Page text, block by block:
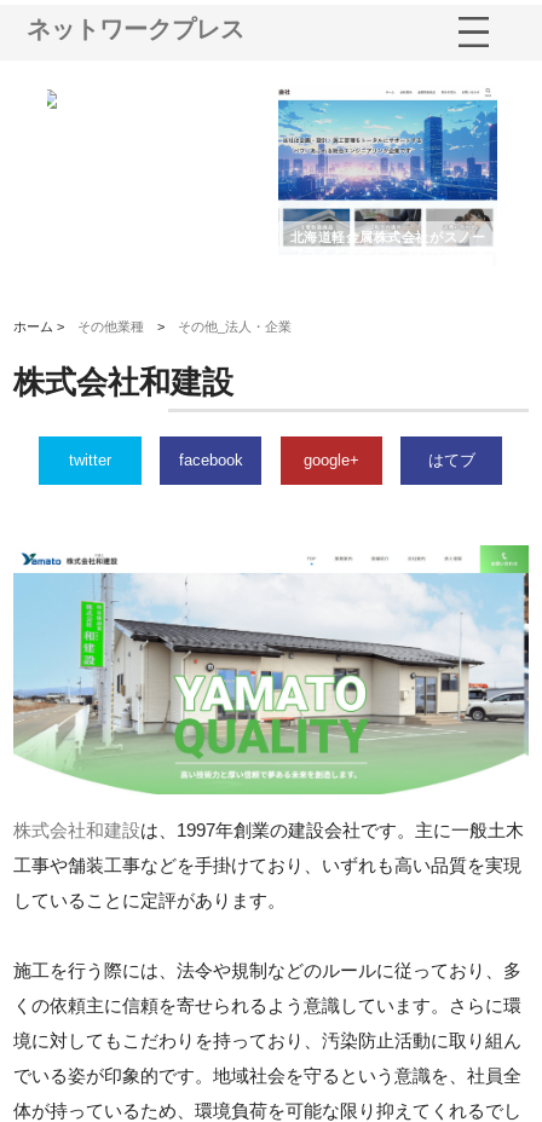
ネットワークプレス
北海道軽金属株式会社がスノー
ホーム > その他業種 > その他_法人・企業
株式会社和建設
twitter facebook google+ はてブ
株式会社和建設は、1997年創業の建設会社です。主に一般土木
工事や舗装工事などを手掛けており、いずれも高い品質を実現
していることに定評があります。
施工を行う際には、法令や規制などのルールに従っており、多
くの依頼主に信頼を寄せられるよう意識しています。さらに環
境に対してもこだわりを持っており、汚染防止活動に取り組ん
でいる姿が印象的です。地域社会を守るという意識を、社員全
体が持っているため、環境負荷を可能な限り抑えてくれるでし